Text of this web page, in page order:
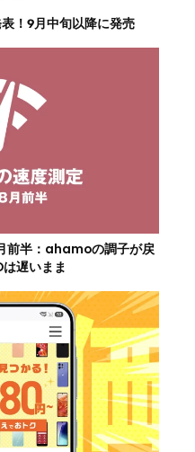
！9月中旬以降に発売
前半：ahamoの調子が戻
遅いまま